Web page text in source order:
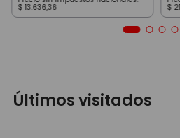
$ 13.636,36 $
Últimos visitados